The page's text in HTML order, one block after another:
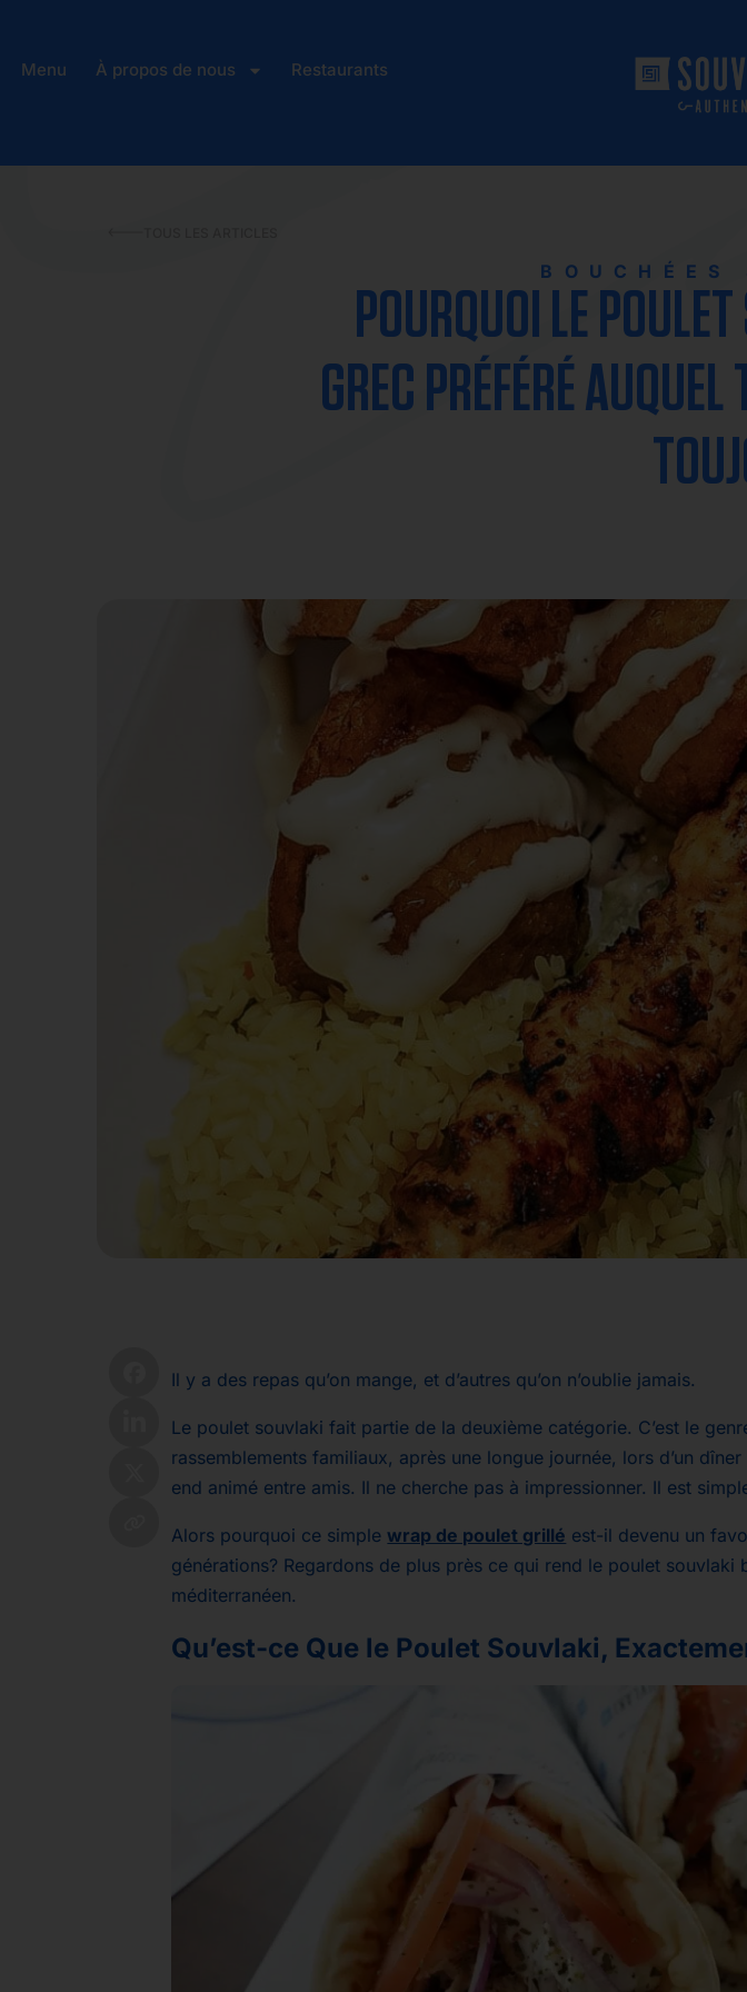
Menu À propos de nous Restaurants
BOUCHÉES
POURQUOI LE
GREC PRÉFÉRÉ
Il y a des repas qu’on mange, et d’autres qu’on n’oublie jamais.
Le poulet souvlaki fait partie de la deuxième catégorie. C’est le
rassemblements familiaux, après une longue journée, lors d’un
end animé entre amis. Il ne cherche pas à impressionner. Il est
Alors pourquoi ce simplewrap de poulet grillé est-il devenu un
générations? Regardons de plus près ce qui rend le poulet souvlaki
méditerranéen.
Qu’est-ce Que le Poulet Souvlaki,